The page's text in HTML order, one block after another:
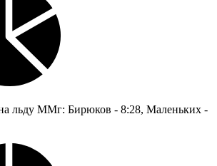
льду ММг: Бирюков - 8:28, Маленьких -